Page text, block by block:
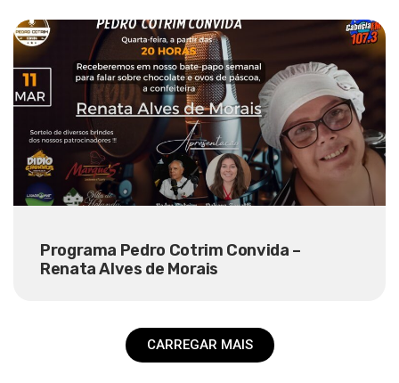
Programa Pedro Cotrim Convida –
Renata Alves de Morais
CARREGAR MAIS